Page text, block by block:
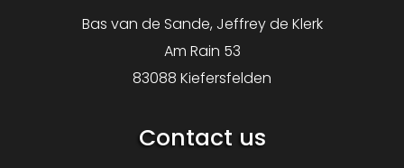
Bas van de Sande, Jeffrey de Klerk
Am Rain 53
83088 Kiefersfelden
Contact us